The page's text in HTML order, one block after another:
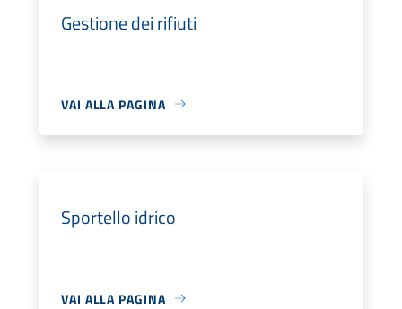
Gestione dei rifiuti
VAI ALLA PAGINA
Sportello idrico
VAI ALLA PAGINA